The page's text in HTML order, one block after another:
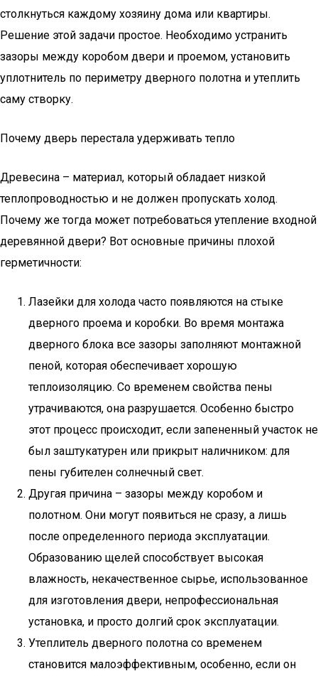
столкнуться каждому хозяину дома или квартиры.
Решение этой задачи простое. Необходимо устранить
зазоры между коробом двери и проемом, установить
уплотнитель по периметру дверного полотна и утеплить
саму створку.
Почему дверь перестала удерживать тепло
Древесина – материал, который обладает низкой
теплопроводностью и не должен пропускать холод.
Почему же тогда может потребоваться утепление входной
деревянной двери? Вот основные причины плохой
герметичности:
Лазейки для холода часто появляются на стыке
дверного проема и коробки. Во время монтажа
дверного блока все зазоры заполняют монтажной
пеной, которая обеспечивает хорошую
теплоизоляцию. Со временем свойства пены
утрачиваются, она разрушается. Особенно быстро
этот процесс происходит, если запененный участок не
был заштукатурен или прикрыт наличником: для
пены губителен солнечный свет.
Другая причина – зазоры между коробом и
полотном. Они могут появиться не сразу, а лишь
после определенного периода эксплуатации.
Образованию щелей способствует высокая
влажность, некачественное сырье, использованное
для изготовления двери, непрофессиональная
установка, и просто долгий срок эксплуатации.
Утеплитель дверного полотна со временем
становится малоэффективным, особенно, если он